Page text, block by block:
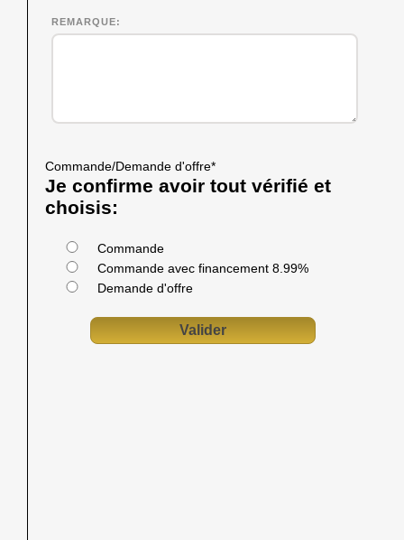
REMARQUE
Commande/Demande d'offre*
Je confirme avoir tout vérifié et
choisis:
Commande
Commande avec financement 8.99%
Demande d'offre